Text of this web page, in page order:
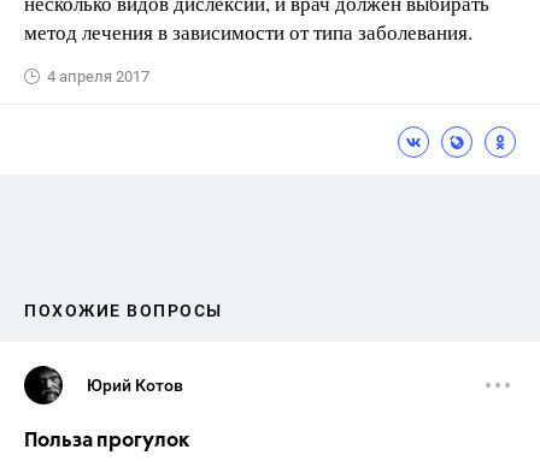
метод лечения в зависимости от типа заболевания.
4 апреля 2017
ПОХОЖИЕ ВОПРОСЫ
Юрий Котов
Польза прогулок